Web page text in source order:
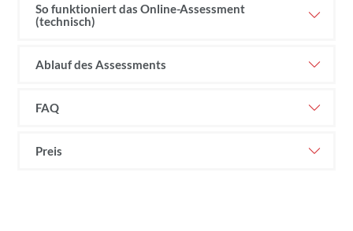
So funktioniert das Online-Assessment
(technisch)
Ablauf des Assessments
FAQ
Preis